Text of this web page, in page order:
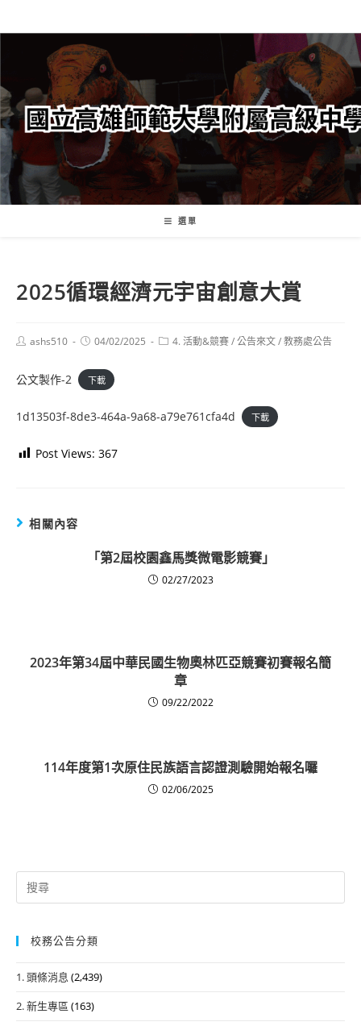
轉
要
內
容
選單
2025循環經濟元宇宙創意大賞
Postashs510
Post04/02/2025
Post4. 活動&競賽/公告來文/教務處公告
公文製作-2 下載
1d13503f-8de3-464a-9a68-a79e761cfa4d 下載
Post Views: 367
相關內容
「第2屆校園鑫馬獎微電影競賽」
02/27/2023
2023年第34屆中華民國生物奧林匹亞競賽初賽報名簡
章
09/22/2022
114年度第1次原住民族語言認證測驗開始報名囉
02/06/2025
Search
for:
校務公告分類
1. 頭條消息 (2,439)
2. 新生專區 (163)